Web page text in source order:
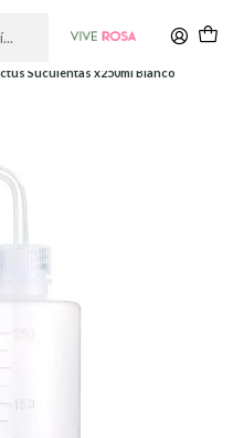
Suculentas x250ml Blanco